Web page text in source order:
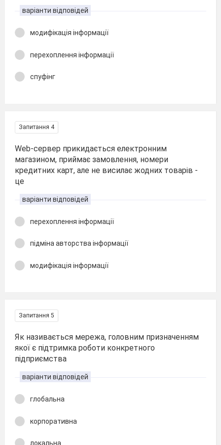
варіанти відповідей
модифікація інформації
перехоплення інформації
спуфінг
Запитання 4
Web-сервер прикидається електронним
магазином, приймає замовлення, номери
кредитних карт, але не висилає жодних товарів -
це
варіанти відповідей
перехоплення інформації
підміна авторства інформації
модифікація інформації
Запитання 5
Як називається мережа, головним призначенням
якої є підтримка роботи конкретного
підприємства
варіанти відповідей
глобальна
корпоративна
локальна